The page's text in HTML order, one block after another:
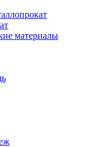
материалы